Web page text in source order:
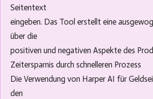
Seitentext
eingeben. Das Tool erstellt eine
über die
positiven und negativen Aspekte des
Zeitersparnis durch schnelleren Prozess
Die Verwendung von Harper AI für
den